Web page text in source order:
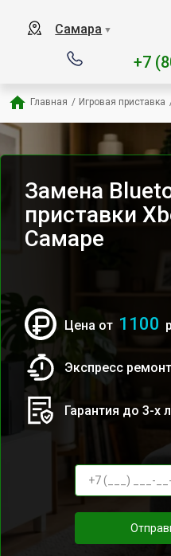
Самара ▼
+7
Главная / Игровая приставка
Замена
приставки
Самаре
Цена от 1100
Экспресс
Гарантия до 3-х